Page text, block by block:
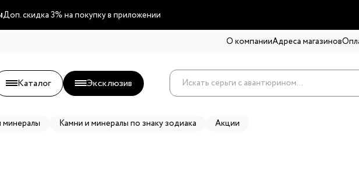
Доп. скидка 3% на покупку в приложении
О компанииАдреса магазинов
Каталог Эксклюзив
минералы Камни и минералы по знаку зодиака Акции